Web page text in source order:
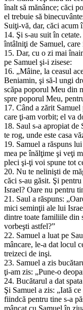
înalt să mănânce; căci
el trebuie să
Suiţi-vă, dar, căci acum
14. Şi s-au suit în
întâlniţi de Samuel, care
15. Dar, cu o zi mai
pe Samuel şi-i zisese:
16. „Mâine, la ceasul
Beniamin, şi să-l ungi
scăpa poporul Meu din
spre poporul Meu,
17. Când a zărit
care ţi-am vorbit; el va
18. Saul s-a apropiat
te rog, unde este casa
19. Samuel a răspuns
mea pe înălţime şi veţi
pleci şi-ţi voi spune tot
20. Nu te nelinişti de
căci s-au găsit. Şi
Israel? Oare nu pentru
21. Saul a răspuns:
mici seminţii ale lui
dintre toate familiile din
vorbeşti astfel?”
22. Samuel a luat pe
mâncare, le-a dat locul
treizeci de inşi.
23. Samuel a zis
ţi-am zis: „Pune-o
24. Bucătarul a dat
Şi Samuel a zis: „Iată
fiindcă pentru tine s-a